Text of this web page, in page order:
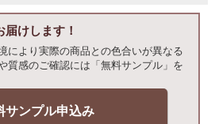
けします！
により実際の商品との色合いが異なる
質感のご確認には「無料サンプル」を
サンプル申込み